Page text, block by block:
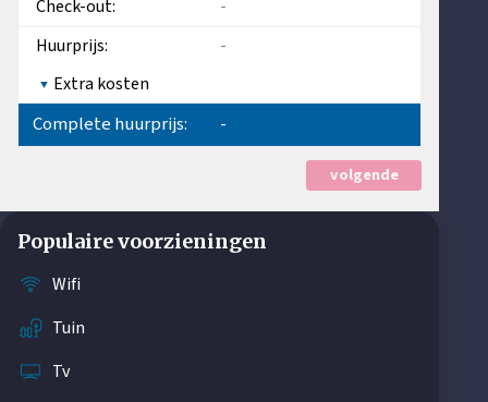
Check-out:
-
Huurprijs:
-
Extra kosten
Complete huurprijs: -
volgende
Populaire voorzieningen
Wifi
Tuin
Tv